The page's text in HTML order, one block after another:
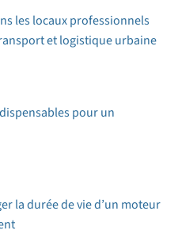
les locaux professionnels
et logistique urbaine
pour un
la durée de vie d’un moteur